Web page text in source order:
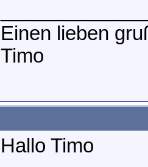
Einen lieben
Timo
Hallo Timo